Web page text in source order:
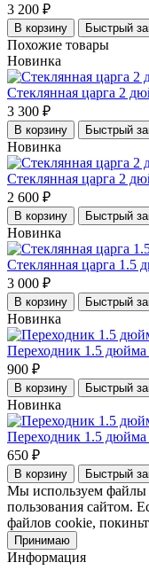
3 200 ₽
В корзину Быстрый
Похожие товары
Новинка
Стеклянная царга 2
3 300 ₽
В корзину Быстрый
Новинка
Стеклянная царга 2
2 600 ₽
В корзину Быстрый
Новинка
Стеклянная царга 1.5
3 000 ₽
В корзину Быстрый
Новинка
Переходник 1.5
900 ₽
В корзину Быстрый
Новинка
Переходник 1.5 дюйма
650 ₽
В корзину Быстрый
Мы используем файлы
пользования сайтом.
файлов cookie,
Принимаю
Информация